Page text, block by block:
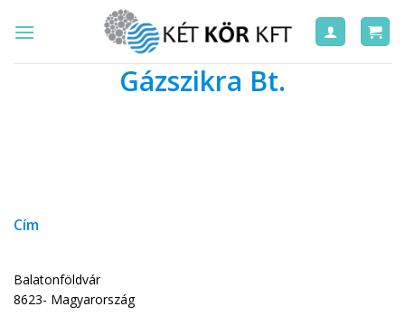
Gázszikra Bt.
Cím
Balatonföldvár
8623- Magyarország